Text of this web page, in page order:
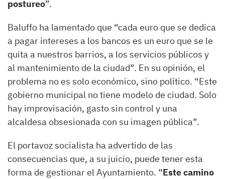
postureo”.
Baluffo ha lamentado que “cada euro que se dedica
a pagar intereses a los bancos es un euro que se le
quita a nuestros barrios, a los servicios públicos y
al mantenimiento de la ciudad”. En su opinión, el
problema no es solo económico, sino político. “Este
gobierno municipal no tiene modelo de ciudad. Solo
hay improvisación, gasto sin control y una
alcaldesa obsesionada con su imagen pública”.
El portavoz socialista ha advertido de las
consecuencias que, a su juicio, puede tener esta
forma de gestionar el Ayuntamiento. “Este camino